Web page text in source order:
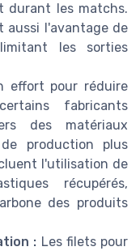
durant les matchs.
aussi l'avantage de
les sorties
effort pour réduire
fabricants
des matériaux
production plus
l'utilisation de
récupérés,
des produits
: Les filets pour